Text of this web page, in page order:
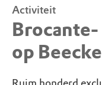
Activiteit
op